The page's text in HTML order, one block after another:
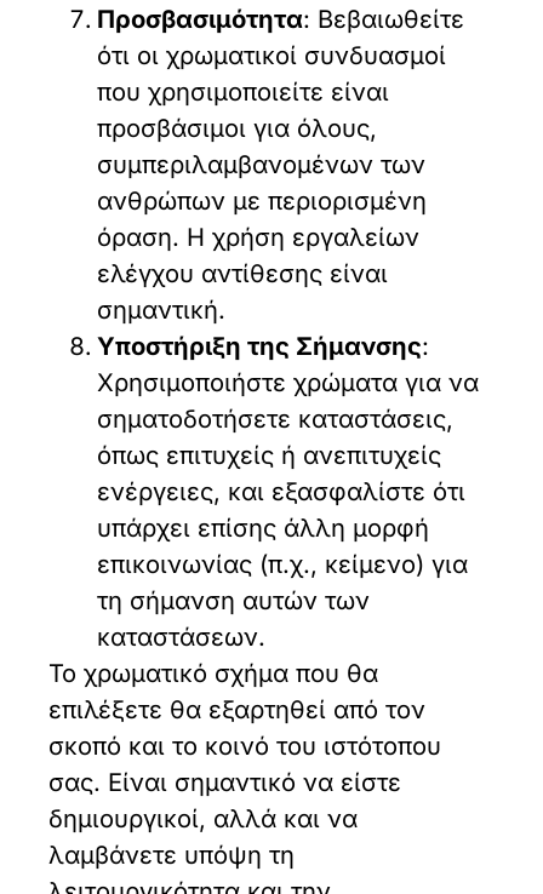
Προσβασιμότητα: Βεβαιωθείτε
ότι οι χρωματικοί συνδυασμοί
που χρησιμοποιείτε είναι
προσβάσιμοι για όλους,
συμπεριλαμβανομένων των
ανθρώπων με περιορισμένη
όραση. Η χρήση εργαλείων
ελέγχου αντίθεσης είναι
σημαντική.
Υποστήριξη της Σήμανσης:
Χρησιμοποιήστε χρώματα για να
σηματοδοτήσετε καταστάσεις,
όπως επιτυχείς ή ανεπιτυχείς
ενέργειες, και εξασφαλίστε ότι
υπάρχει επίσης άλλη μορφή
επικοινωνίας (π.χ., κείμενο) για
τη σήμανση αυτών των
καταστάσεων.
Το χρωματικό σχήμα που θα
επιλέξετε θα εξαρτηθεί από τον
σκοπό και το κοινό του ιστότοπου
σας. Είναι σημαντικό να είστε
δημιουργικοί, αλλά και να
λαμβάνετε υπόψη τη